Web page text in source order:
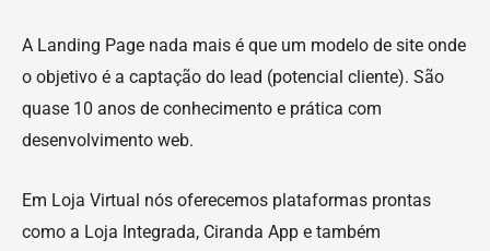
A Landing Page nada mais é que um modelo de site onde
o objetivo é a captação do lead (potencial cliente). São
quase 10 anos de conhecimento e prática com
desenvolvimento web.
Em Loja Virtual nós oferecemos plataformas prontas
como a Loja Integrada, Ciranda App e também